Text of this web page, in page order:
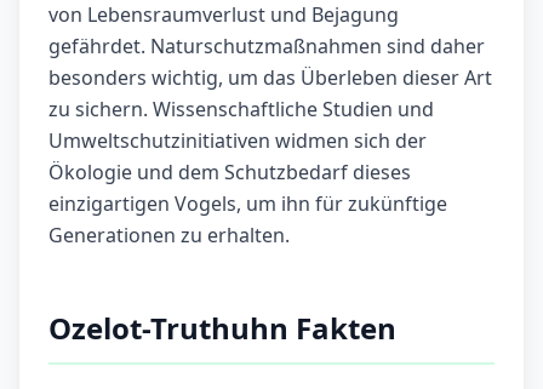
von Lebensraumverlust und Bejagung
gefährdet. Naturschutzmaßnahmen sind daher
besonders wichtig, um das Überleben dieser Art
zu sichern. Wissenschaftliche Studien und
Umweltschutzinitiativen widmen sich der
Ökologie und dem Schutzbedarf dieses
einzigartigen Vogels, um ihn für zukünftige
Generationen zu erhalten.
Ozelot-Truthuhn Fakten